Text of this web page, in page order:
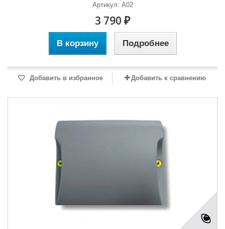
Артикул: A02
3 790 ₽
В корзину Подробнее
Добавить в избранное Добавить к сравнению